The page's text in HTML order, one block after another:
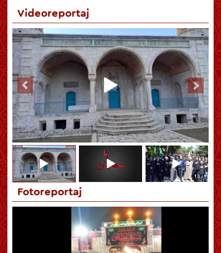
Videoreportaj
Hüseynin (ə) Kərbəlası qiyamətə qədər bütün zamanlara səs
salan hadisədir
Fotoreportaj